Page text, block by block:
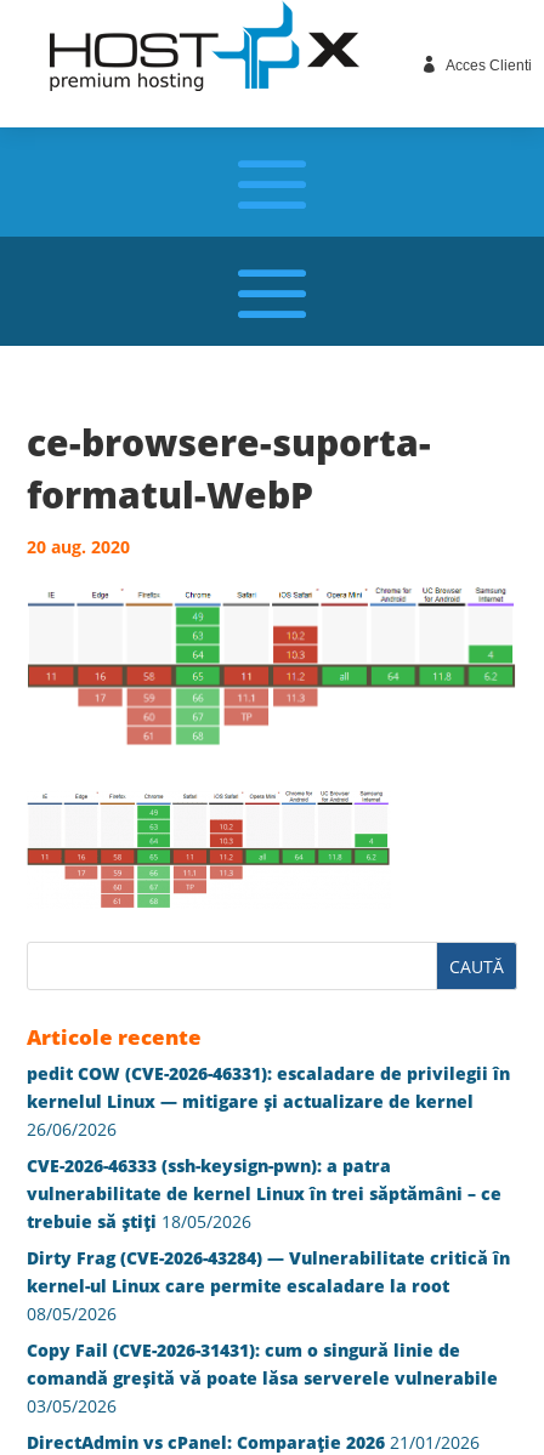
 Acces Clienti
ce-browsere-suporta-
formatul-WebP
20 aug. 2020
Articole recente
pedit COW (CVE-2026-46331): escaladare de privilegii în
kernelul Linux — mitigare și actualizare de kernel
26/06/2026
CVE-2026-46333 (ssh-keysign-pwn): a patra
vulnerabilitate de kernel Linux în trei săptămâni – ce
trebuie să știți 18/05/2026
Dirty Frag (CVE-2026-43284) — Vulnerabilitate critică în
kernel-ul Linux care permite escaladare la root
08/05/2026
Copy Fail (CVE-2026-31431): cum o singură linie de
comandă greșită vă poate lăsa serverele vulnerabile
03/05/2026
DirectAdmin vs cPanel: Comparație 2026 21/01/2026